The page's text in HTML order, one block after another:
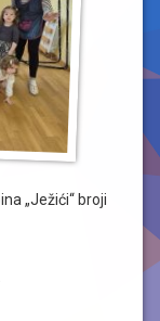
„Ježići“ broji